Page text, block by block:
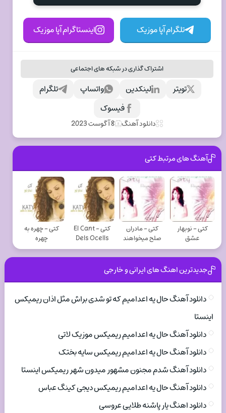
تلگرام آپا موزیک اینستاگرام آپا موزیک
اشتراک گذاری در شبکه های اجتماعی
تلگرام واتساپ لینکدین
تویتر
فیسوک
دانلود آهنگ 8 آگوست 2023
آهنگ های مرتبط کتی
کتی - نوبهار
عشق
کتی - مادران
صلح میخواهند
کتی - El Cant
Dels Ocells
کتی - چهره به
چهره
جدیدترین اهنگ های ایرانی و خارجی
دانلود آهنگ حال یه اعدامیم که تو شدی براش مثل اذان ریمیکس
اینستا
دانلود آهنگ حال یه اعدامیم ریمیکس موزیک لاتی
دانلود آهنگ حال یه اعدامیم ریمیکس سایه بختک
دانلود آهنگ شدم مجنون مشهور میدون شهر ریمیکس اینستا
دانلود آهنگ حال یه اعدامیم ریمیکس دیجی کینگ عباس
دانلود اهنگ یار پاشنه طلایی عروسی